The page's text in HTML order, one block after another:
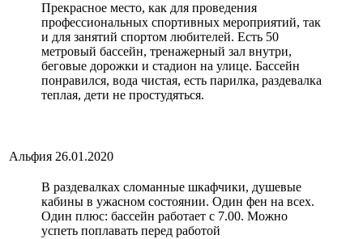
Прекрасное место, как для проведения
профессиональных спортивных мероприятий, так
и для занятий спортом любителей. Есть 50
метровый бассейн, тренажерный зал внутри,
беговые дорожки и стадион на улице. Бассейн
понравился, вода чистая, есть парилка, раздевалка
теплая, дети не простудяться.
Альфия 26.01.2020
В раздевалках сломанные шкафчики, душевые
кабины в ужасном состоянии. Один фен на всех.
Один плюс: бассейн работает с 7.00. Можно
успеть поплавать перед работой